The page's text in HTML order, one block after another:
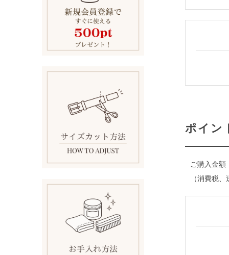
ポイン
ご購入金額
（消費税